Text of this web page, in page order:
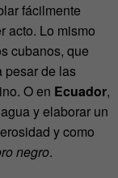
fácilmente
acto. Lo mismo
cubanos, que
pesar de las
O en Ecuador,
y elaborar un
y como
negro.